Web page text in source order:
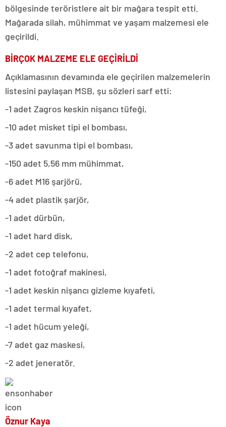
bölgesinde teröristlere ait bir mağara tespit etti.
Mağarada silah, mühimmat ve yaşam malzemesi ele
geçirildi.
BİRÇOK MALZEME ELE GEÇİRİLDİ
Açıklamasının devamında ele geçirilen malzemelerin
listesini paylaşan MSB, şu sözleri sarf etti:
-1 adet Zagros keskin nişancı tüfeği,
-10 adet misket tipi el bombası,
-3 adet savunma tipi el bombası,
-150 adet 5,56 mm mühimmat,
-6 adet M16 şarjörü,
-4 adet plastik şarjör,
-1 adet dürbün,
-1 adet hard disk,
-2 adet cep telefonu,
-1 adet fotoğraf makinesi,
-1 adet keskin nişancı gizleme kıyafeti,
-1 adet termal kıyafet,
-1 adet hücum yeleği,
-7 adet gaz maskesi,
-2 adet jeneratör.
Öznur Kaya